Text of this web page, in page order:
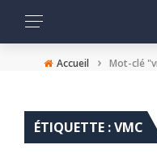
Accueil › Mot-clé
ÉTIQUETTE :VMC